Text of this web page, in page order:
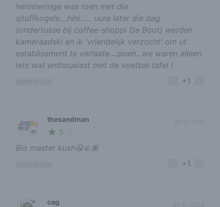
herinneringe was toen met die
sjtuffkogels....hihi...... uure later die dag
(ondertusse bij coffee-shoppi De Boot) werden
kameraadski en ik 'vriendelijk verzocht' om ut
establisement te verlaate....poeh...we waren alleen
iets wat enthousiast met de voetbal tafel !
+1
🌱
thesandman
5
Bio master kush🤤👍🏽
+1
cag